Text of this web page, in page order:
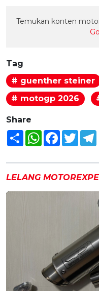
Temukan konten
Tag
# guenther steiner
# motogp 2026
Share
Share WhatsAppFacebook
Twitter
LELANG